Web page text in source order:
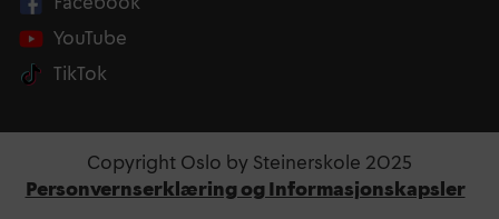
YouTube
TikTok
Copyright Oslo by Steinerskole 2025
Personvernserklæring og Informasjonskapsler